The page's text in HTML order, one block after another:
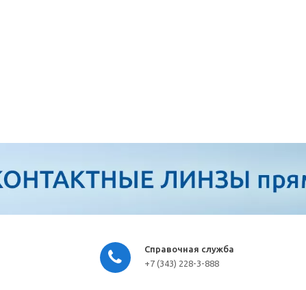
Справочная служба
+7 (343) 228-3-888